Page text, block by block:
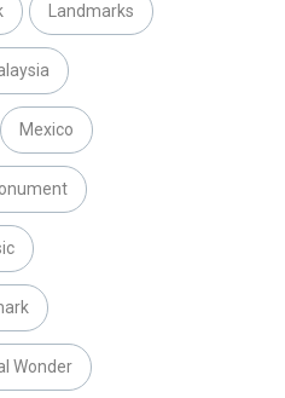
Landmarks
Mexico
Wonder